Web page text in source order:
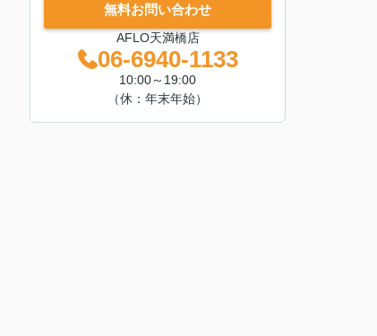
無料お問い合わせ
AFLO天満橋店
06-6940-1133
10:00～19:00
（休：年末年始）